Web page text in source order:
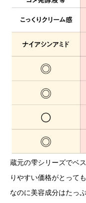
蔵元の雫シリーズでベ
りやすい価格がとって
なのに美容成分はたっ